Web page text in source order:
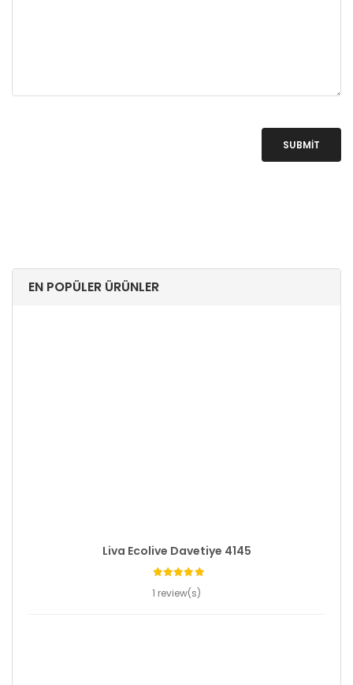
SUBMIT
EN POPÜLER ÜRÜNLER
Liva Ecolive Davetiye 4145
1 review(s)